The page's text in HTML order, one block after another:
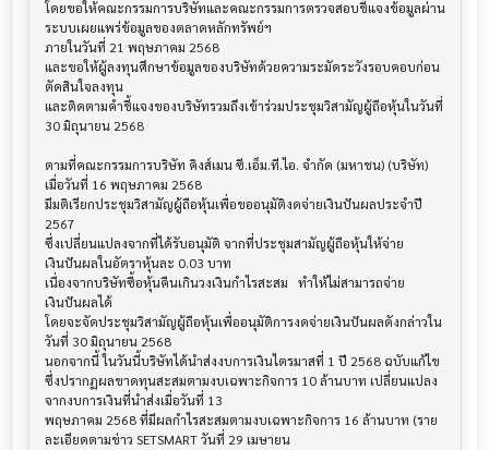
โดยขอให้คณะกรรมการบริษัทและคณะกรรมการตรวจสอบชี้แจงข้อมูลผ่าน
ระบบเผยแพร่ข้อมูลของตลาดหลักทรัพย์ฯ
ภายในวันที่ 21 พฤษภาคม 2568
และขอให้ผู้ลงทุนศึกษาข้อมูลของบริษัทด้วยความระมัดระวังรอบคอบก่อน
ตัดสินใจลงทุน
และติดตามคำชี้แจงของบริษัทรวมถึงเข้าร่วมประชุมวิสามัญผู้ถือหุ้นในวันที่
30 มิถุนายน 2568
ตามที่คณะกรรมการบริษัท คิงส์เมน ซี.เอ็ม.ที.ไอ. จำกัด (มหาชน) (บริษัท)
เมื่อวันที่ 16 พฤษภาคม 2568
มีมติเรียกประชุมวิสามัญผู้ถือหุ้นเพื่อขออนุมัติงดจ่ายเงินปันผลประจำปี
2567
ซึ่งเปลี่ยนแปลงจากที่ได้รับอนุมัติ จากที่ประชุมสามัญผู้ถือหุ้นให้จ่าย
เงินปันผลในอัตราหุ้นละ 0.03 บาท
เนื่องจากบริษัทซื้อหุ้นคืนเกินวงเงินกำไรสะสม   ทำให้ไม่สามารถจ่าย
เงินปันผลได้
โดยจะจัดประชุมวิสามัญผู้ถือหุ้นเพื่ออนุมัติการงดจ่ายเงินปันผลดังกล่าวใน
วันที่ 30 มิถุนายน 2568
นอกจากนี้ ในวันนี้บริษัทได้นำส่งงบการเงินไตรมาสที่ 1 ปี 2568 ฉบับแก้ไข
ซึ่งปรากฏผลขาดทุนสะสมตามงบเฉพาะกิจการ 10 ล้านบาท เปลี่ยนแปลง
จากงบการเงินที่นำส่งเมื่อวันที่ 13
พฤษภาคม 2568 ที่มีผลกำไรสะสมตามงบเฉพาะกิจการ 16 ล้านบาท (ราย
ละเอียดตามข่าว SETSMART วันที่ 29 เมษายน